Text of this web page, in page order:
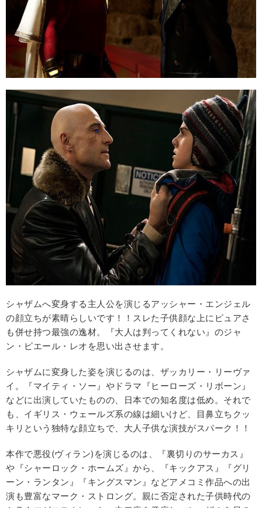
シャザムへ変身する主人公を演じるアッシャー・エンジェル
の顔立ちが素晴らしいです！！スレた子供顔な上にピュアさ
も併せ持つ最強の逸材。『大人は判ってくれない』のジャ
ン・ピエール・レオを思い出させます。
シャザムに変身した姿を演じるのは、ザッカリー・リーヴァ
イ。『マイティ・ソー』やドラマ『ヒーローズ・リボーン』
などに出演していたものの、日本での知名度は低め。それで
も、イギリス・ウェールズ系の線は細いけど、目鼻立ちクッ
キリという独特な顔立ちで、大人子供な演技がスパーク！！
本作で悪役(ヴィラン)を演じるのは、『裏切りのサーカス』
や『シャーロック・ホームズ』から、『キックアス』『グリ
ーン・ランタン』『キングスマン』などアメコミ作品への出
演も豊富なマーク・ストロング。親に否定された子供時代の